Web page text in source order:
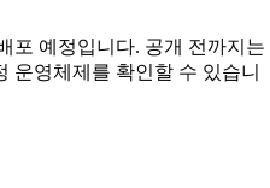
포 예정입니다. 공개 전까지는
운영체제를 확인할 수 있습니